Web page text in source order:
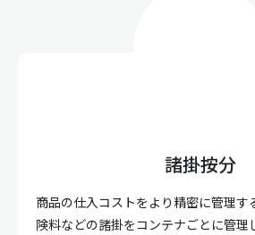
諸掛按分
商品の仕入コストをより精密に管理す
険料などの諸掛をコンテナごとに管理